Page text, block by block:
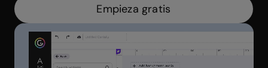
Empieza gratis